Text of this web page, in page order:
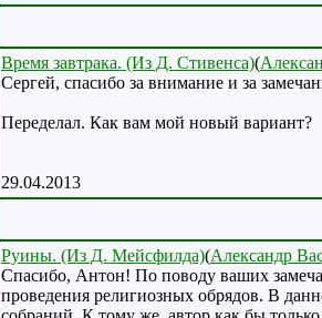
Время завтрака. (Из Д. Стивенса)(
Сергей, спасибо за внимание и за
Переделал. Как вам мой новый вариант?
29.04.2013
Руины. (Из Д. Мейсфилда)(Александр
Спасибо, Антон! По поводу ваших
проведения религиозных обрядов. В